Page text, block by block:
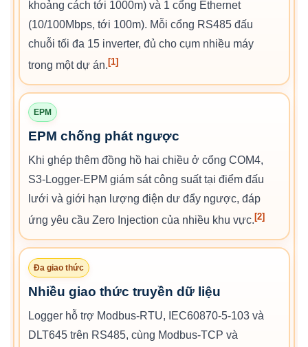
khoảng cách tới 1000m) và 1 cổng Ethernet
(10/100Mbps, tới 100m). Mỗi cổng RS485 đấu
chuỗi tối đa 15 inverter, đủ cho cụm nhiều máy
trong một dự án. [1]
EPM
EPM chống phát ngược
Khi ghép thêm đồng hồ hai chiều ở cổng COM4,
S3-Logger-EPM giám sát công suất tại điểm đấu
lưới và giới hạn lượng điện dư đẩy ngược, đáp
ứng yêu cầu Zero Injection của nhiều khu vực. [2]
Đa giao thức
Nhiều giao thức truyền dữ liệu
Logger hỗ trợ Modbus-RTU, IEC60870-5-103 và
DLT645 trên RS485, cùng Modbus-TCP và